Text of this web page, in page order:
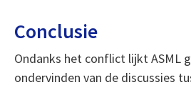
Conclusie
Ondanks het conflict lijkt ASML
ondervinden van de discussies